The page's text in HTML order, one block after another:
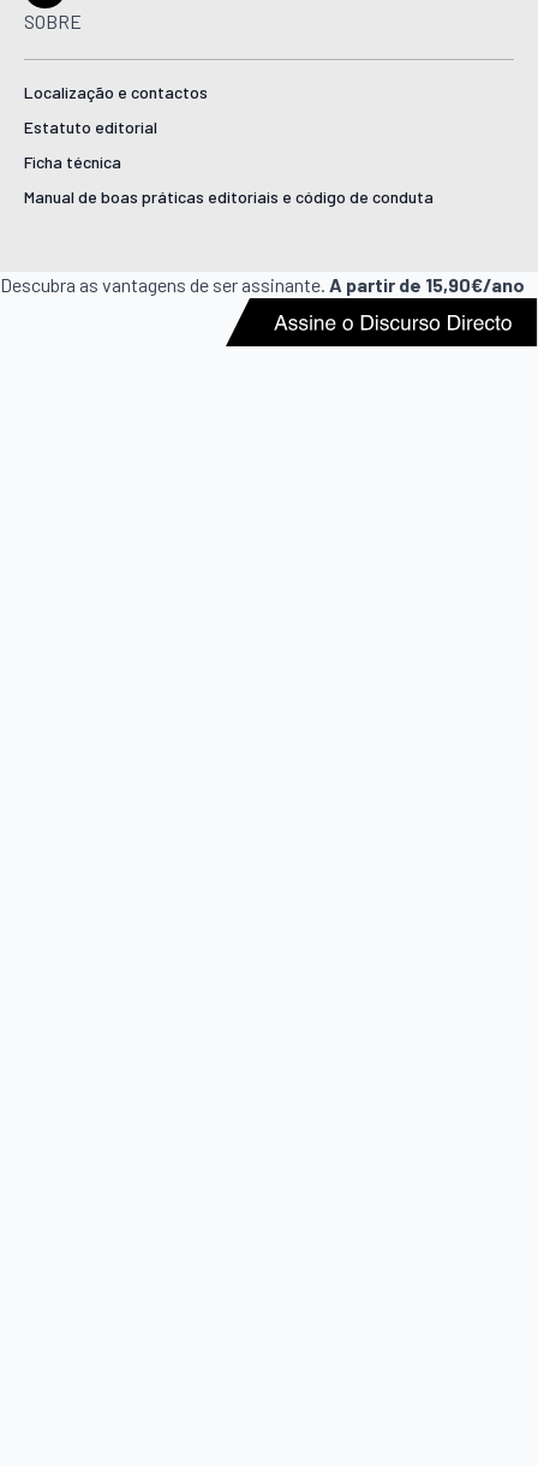
SOBRE
Localização e contactos
Estatuto editorial
Ficha técnica
Manual de boas práticas editoriais e código de conduta
Descubra as vantagens de ser assinante. A partir de 15,90€/ano